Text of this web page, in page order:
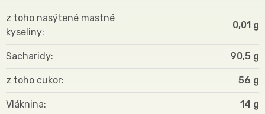
z toho nasýtené mastné
kyseliny
0,01 g
Sacharidy 90,5 g
z toho cukor 56 g
Vláknina 14 g